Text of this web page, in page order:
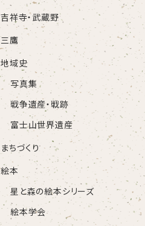
吉祥寺・武蔵野
三鷹
地域史
写真集
戦争遺産・戦跡
富士山世界遺産
まちづくり
絵本
星と森の絵本シリーズ
絵本学会